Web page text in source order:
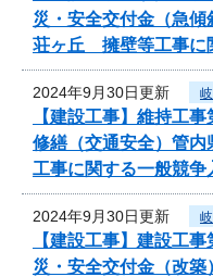
災・安全交付金（急
荘ヶ丘 擁壁等工事に
2024年9月30日更新
【建設工事】維持工
修繕（交通安全）管
工事に関する一般競争
2024年9月30日更新
【建設工事】建設工
災・安全交付金（改